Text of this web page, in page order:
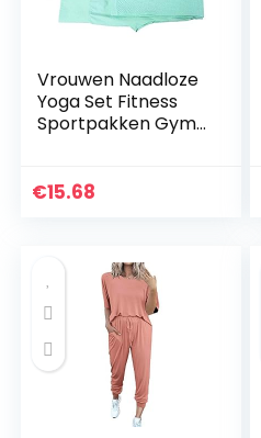
Vrouwen Naadloze
Yoga Set Fitness
Sportpakken Gym
Shirts Hoge Taille
€15.68